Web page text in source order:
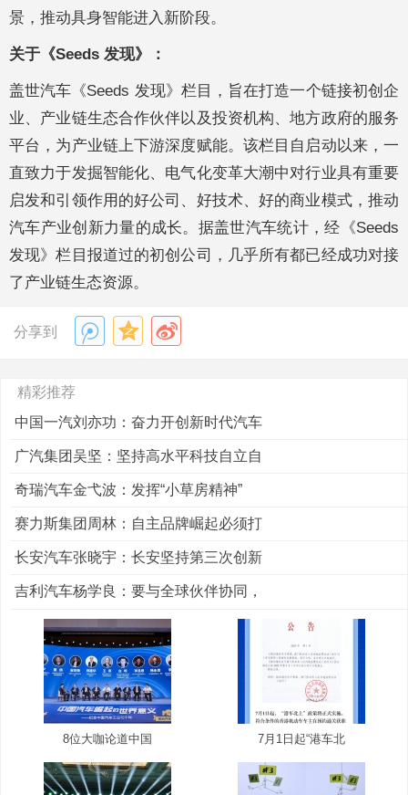
景，推动具身智能进入新阶段。
关于《Seeds 发现》：
盖世汽车《Seeds 发现》栏目，旨在打造一个链接初创企
业、产业链生态合作伙伴以及投资机构、地方政府的服务
平台，为产业链上下游深度赋能。该栏目自启动以来，一
直致力于发掘智能化、电气化变革大潮中对行业具有重要
启发和引领作用的好公司、好技术、好的商业模式，推动
汽车产业创新力量的成长。据盖世汽车统计，经《Seeds
发现》栏目报道过的初创公司，几乎所有都已经成功对接
了产业链生态资源。
分享到
精彩推荐
中国一汽刘亦功：奋力开创新时代汽车
广汽集团吴坚：坚持高水平科技自立自
奇瑞汽车金弋波：发挥“小草房精神”
赛力斯集团周林：自主品牌崛起必须打
长安汽车张晓宇：长安坚持第三次创新
吉利汽车杨学良：要与全球伙伴协同，
8位大咖论道中国 7月1日起“港车北